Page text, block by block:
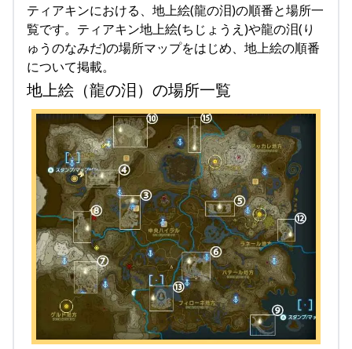
ティアキンにおける、地上絵(龍の泪)の順番と場所一
覧です。ティアキン地上絵(ちじょうえ)や龍の泪(り
ゅうのなみだ)の場所マップをはじめ、地上絵の順番
について掲載。
地上絵（龍の泪）の場所一覧